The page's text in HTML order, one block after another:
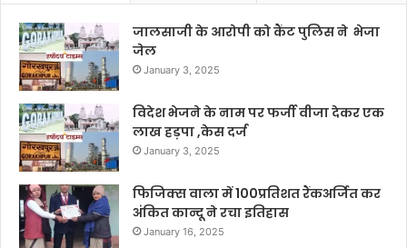
जालसाजी के आरोपी को कैंट पुलिस ने भेजा
जेल
January 3, 2025
विदेश भेजने के नाम पर फर्जी वीजा देकर एक
लाख हड़पा ,केस दर्ज
January 3, 2025
फिजिक्स वाला में 100प्रतिशत रैंकअर्जित कर
अंकित कान्दू ने रचा इतिहास
January 16, 2025